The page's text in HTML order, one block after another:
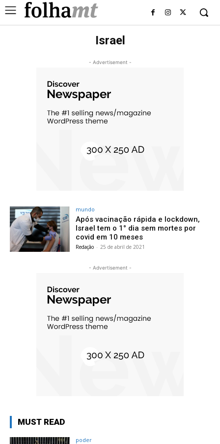
Israel
- Advertisement -
mundo
Após vacinação rápida e lockdown,
Israel tem o 1° dia sem mortes por
covid em 10 meses
Redação - 25 de abril de 2021
- Advertisement -
MUST READ
poder